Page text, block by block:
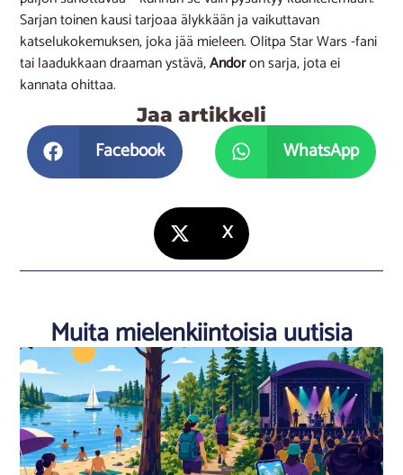
Sarjan toinen kausi tarjoaa älykkään ja vaikuttavan
katselukokemuksen, joka jää mieleen. Olitpa Star Wars -fani
tai laadukkaan draaman ystävä,Andoron sarja, jota ei
kannata ohittaa.
Jaa artikkeli
Facebook WhatsApp
X
Muita mielenkiintoisia uutisia